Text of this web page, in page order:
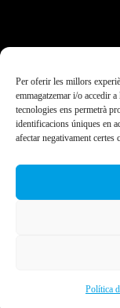
Per oferir les millors
emmagatzemar i/o accedir
tecnologies ens permetrà
identificacions úniques en
afectar negativament certes
Política